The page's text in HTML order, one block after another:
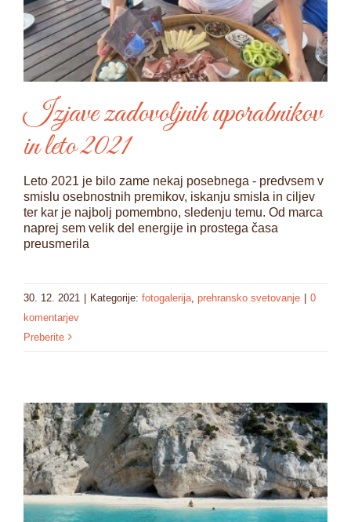
Izjave zadovoljnih uporabnikov
in leto 2021
Leto 2021 je bilo zame nekaj posebnega - predvsem v
smislu osebnostnih premikov, iskanju smisla in ciljev
ter kar je najbolj pomembno, sledenju temu. Od marca
naprej sem velik del energije in prostega časa
preusmerila
30. 12. 2021 | Kategorije: fotogalerija prehransko svetovanje | 0
komentarjev
Preberite